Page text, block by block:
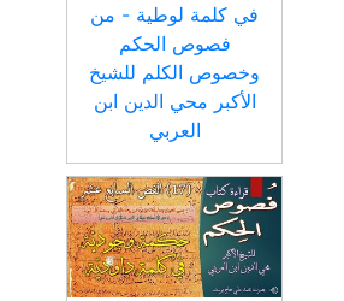
في كلمة لوطية - من
فصوص الحكم
وخصوص الكلم للشيخ
الأكبر محي الدين ابن
العربي